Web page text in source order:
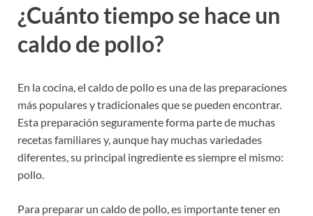
¿Cuánto tiempo se hace un
caldo de pollo?
En la cocina, el caldo de pollo es una de las preparaciones
más populares y tradicionales que se pueden encontrar.
Esta preparación seguramente forma parte de muchas
recetas familiares y, aunque hay muchas variedades
diferentes, su principal ingrediente es siempre el mismo:
pollo.
Para preparar un caldo de pollo, es importante tener en